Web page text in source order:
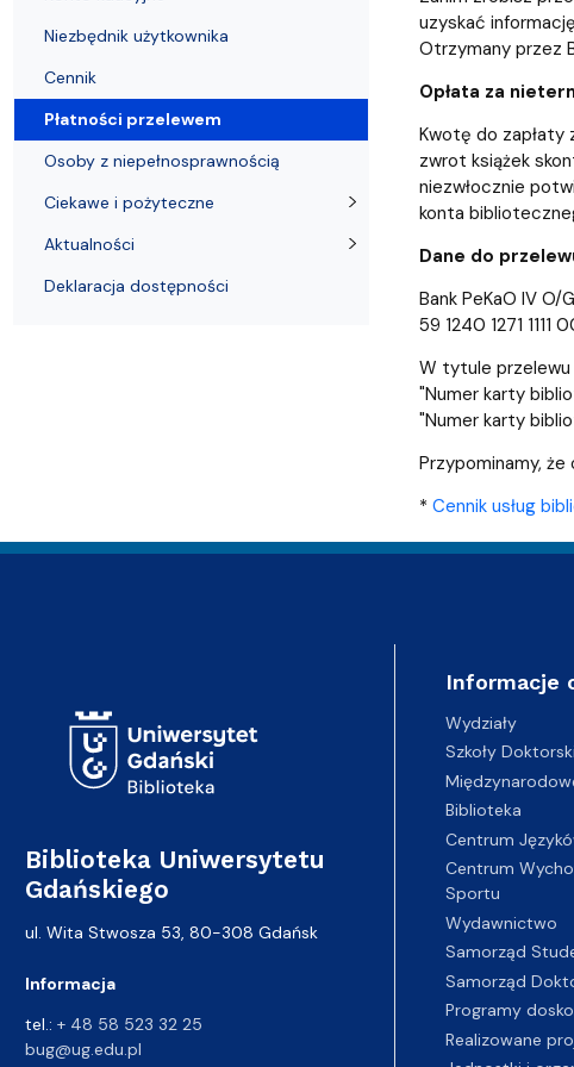
uzyskać
Otrzymany przez
Opłata za
Kwotę do zapłaty
zwrot książek
niezwłocznie
konta
Dane do
Bank PeKaO IV O/
59 1240 1271 1111
W tytule przelewu
"Numer karty
"Numer karty
Przypominamy,
* Cennik usług
Niezbędnik użytkownika
Cennik
Płatności przelewem
Osoby z niepełnosprawnością
Ciekawe i pożyteczne
Aktualności
Deklaracja dostępności
Biblioteka Uniwersytetu
Gdańskiego
ul. Wita Stwosza 53, 80-308 Gdańsk
Informacja
tel.: + 48 58 523 32 25
bug@ug.edu.pl
Informacje
Wydziały
Szkoły
Biblioteka
Centrum
Centrum
Sportu
Wydawnictwo
Samorząd
Samorząd
Programy
Realizowane